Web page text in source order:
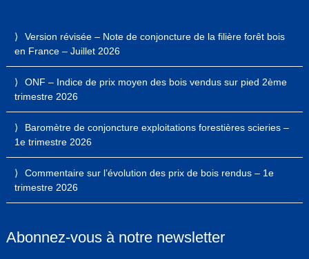
Version révisée – Note de conjoncture de la filière forêt bois
en France – Juillet 2026
ONF – Indice de prix moyen des bois vendus sur pied 2ème
trimestre 2026
Baromètre de conjoncture exploitations forestières scieries –
1e trimestre 2026
Commentaire sur l’évolution des prix de bois rendus – 1e
trimestre 2026
Abonnez-vous à notre newsletter